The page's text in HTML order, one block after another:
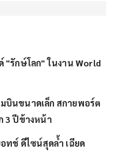
"รักษ์โลก" ในงาน World
บินขนาดเล็ก สกายพอร์ต
3 ปีข้างหน้า
อทช์ ดีไซน์สุดล้ำ เฉียด